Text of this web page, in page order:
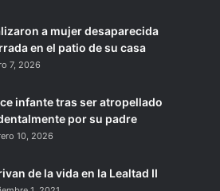
a mujer desaparecida
en el patio de su casa
7, 2026
infante tras ser atropellado
por su padre
10, 2026
de la vida en la Lealtad II